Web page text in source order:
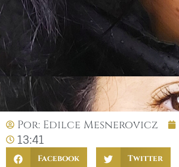
Por: Edilce Mesnerovicz
13:41
Facebook Twitter